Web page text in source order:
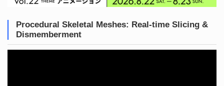
Procedural Skeletal Meshes: Real-time Slicing &
Dismemberment